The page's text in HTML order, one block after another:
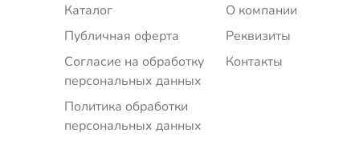
Каталог
Публичная оферта
Согласие на обработку
персональных данных
Политика обработки
персональных данных
О компании
Реквизиты
Контакты